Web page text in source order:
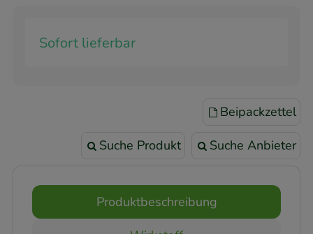
Sofort lieferbar
Beipackzettel
Suche Produkt Suche Anbieter
Produktbeschreibung